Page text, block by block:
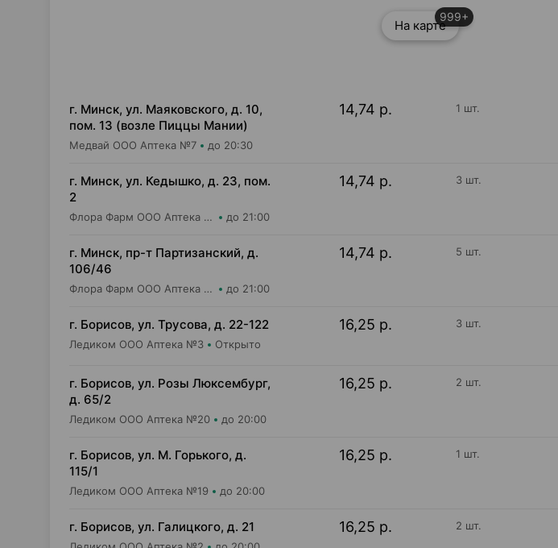
На карте
999+
г. Минск, ул. Маяковского, д. 10,
пом. 13 (возле Пиццы Мании)
Медвай ООО Аптека №7 до 20:30
14,74 р. 1 шт.
г. Минск, ул. Кедышко, д. 23, пом.
2
Флора Фарм ООО Аптека №21 до 21:00
14,74 р. 3 шт.
г. Минск, пр-т Партизанский, д.
106/46
Флора Фарм ООО Аптека №20 до 21:00
14,74 р. 5 шт.
г. Борисов, ул. Трусова, д. 22-122
Ледиком ООО Аптека №3 Открыто
16,25 р. 3 шт.
г. Борисов, ул. Розы Люксембург,
д. 65/2
Ледиком ООО Аптека №20 до 20:00
16,25 р. 2 шт.
г. Борисов, ул. М. Горького, д.
115/1
Ледиком ООО Аптека №19 до 20:00
16,25 р. 1 шт.
г. Борисов, ул. Галицкого, д. 21 16,25 р. 2 шт.